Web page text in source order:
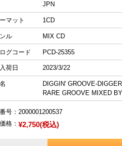
JPN
マット 1CD
ル MIX CD
グコード PCD-25355
荷日 2023/3/22
DIGGIN' GROOVE-
RARE GROOVE MIXED
号： 2000001200537
格： ¥2,750(税込)